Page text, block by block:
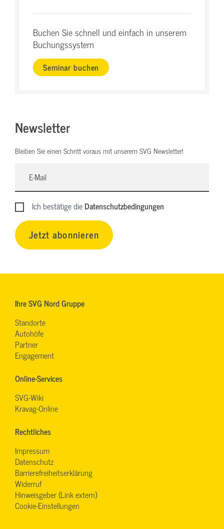
Buchen Sie schnell und einfach in unserem
Buchungssystem
Seminar buchen
Newsletter
Bleiben Sie einen Schritt voraus mit unserem SVG Newsletter!
Ich bestätige dieDatenschutzbedingungen
Jetzt abonnieren
Ihre SVG Nord Gruppe
Standorte
Autohöfe
Partner
Engagement
Online-Services
SVG-Wiki
Kravag-Online
Rechtliches
Impressum
Datenschutz
Barrierefreiheitserklärung
Widerruf
Hinweisgeber (Link extern)
Cookie-Einstellungen